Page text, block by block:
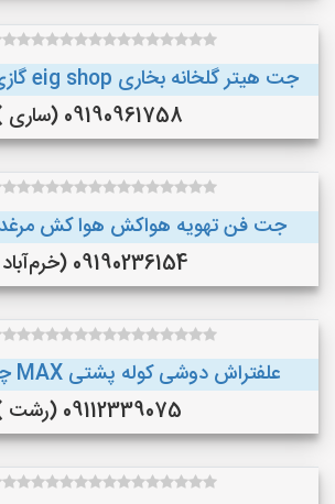
جت هیتر گلخانه بخاری eig shop گازی گازوییلی برقی
09190961758 (ساری )
جت فن تهویه هواکش هوا کش
09190236154 (خرم‌آباد )
علفتراش دوشی کوله پشتی MAX چمن زن اصلی
09112339075 (رشت )